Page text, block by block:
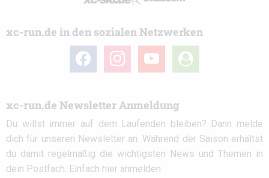
xc-run.de in den sozialen Netzwerken
facebook instagramyoutube
user-
circle
xc-run.de Newsletter Anmeldung
Du willst immer auf dem Laufenden bleiben? Dann melde
dich für unseren Newsletter an. Während der Saison erhältst
du damit regelmäßig die wichtigsten News und Themen in
dein Postfach. Einfach hier anmelden: